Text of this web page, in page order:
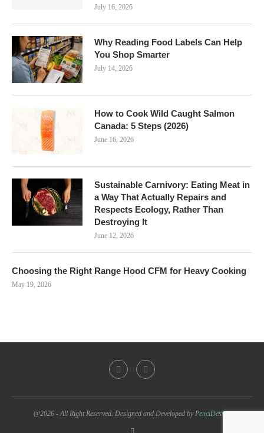
July 16, 2026
Why Reading Food Labels Can Help
You Shop Smarter
July 14, 2026
How to Cook Wild Caught Salmon
Canada: 5 Steps (2026)
June 16, 2026
Sustainable Carnivory: Eating Meat in
a Way That Actually Repairs and
Respects Ecology, Rather Than
Destroying It
June 12, 2026
Choosing the Right Range Hood CFM for Heavy Cooking
May 19, 2026
@2026 - All Right Reserved. Designed and Developed byPenciDesign